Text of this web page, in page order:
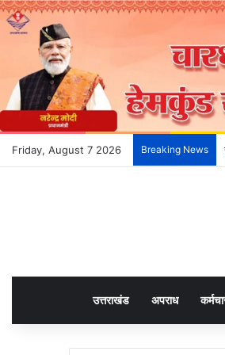
Friday, August 7 2026 Breaking News
उत्तराखंड अपराध